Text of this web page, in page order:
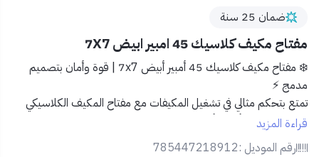
ضمان 25 سنة
مفتاح مكيف كلاسيك 45 امبير ابيض 7X7
❄️ مفتاح مكيف كلاسيك 45 أمبير أبيض 7x7 | قوة وأمان بتصميم
مدمج ⚡
تمتع بتحكم مثالي في تشغيل المكيفات مع مفتاح المكيف الكلاسيكي
45A
الأداء.
قراءة المزيد
رقم الموديل :785447218912